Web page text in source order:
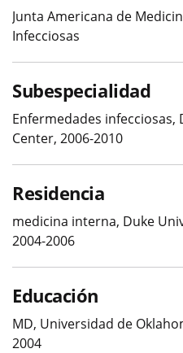
Junta Americana de
Infecciosas
Subespecialidad
Enfermedades infecciosas,
Center, 2006-2010
Residencia
medicina interna, Duke
2004-2006
Educación
MD, Universidad de
2004